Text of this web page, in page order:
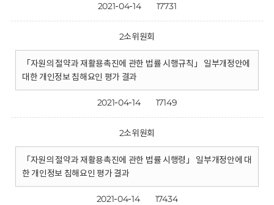
2021-04-14 17731
2소위원회
「자원의 절약과 재활용촉진에 관한 법률 시행규칙」 일부개정안에
대한 개인정보 침해요인 평가 결과
2021-04-14 17149
2소위원회
「자원의 절약과 재활용촉진에 관한 법률 시행령」 일부개정안에 대
한 개인정보 침해요인 평가 결과
2021-04-14 17434